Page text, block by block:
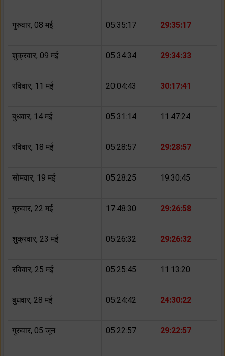
गुरुवार, 08 मई 05:35:17 29:35:17
शुक्रवार, 09 मई 05:34:34 29:34:33
रविवार, 11 मई 20:04:43 30:17:41
बुधवार, 14 मई 05:31:14 11:47:24
रविवार, 18 मई 05:28:57 29:28:57
सोमवार, 19 मई 05:28:25 19:30:45
गुरुवार, 22 मई 17:48:30 29:26:58
शुक्रवार, 23 मई 05:26:32 29:26:32
रविवार, 25 मई 05:25:45 11:13:20
बुधवार, 28 मई 05:24:42 24:30:22
गुरुवार, 05 जून 05:22:57 29:22:57